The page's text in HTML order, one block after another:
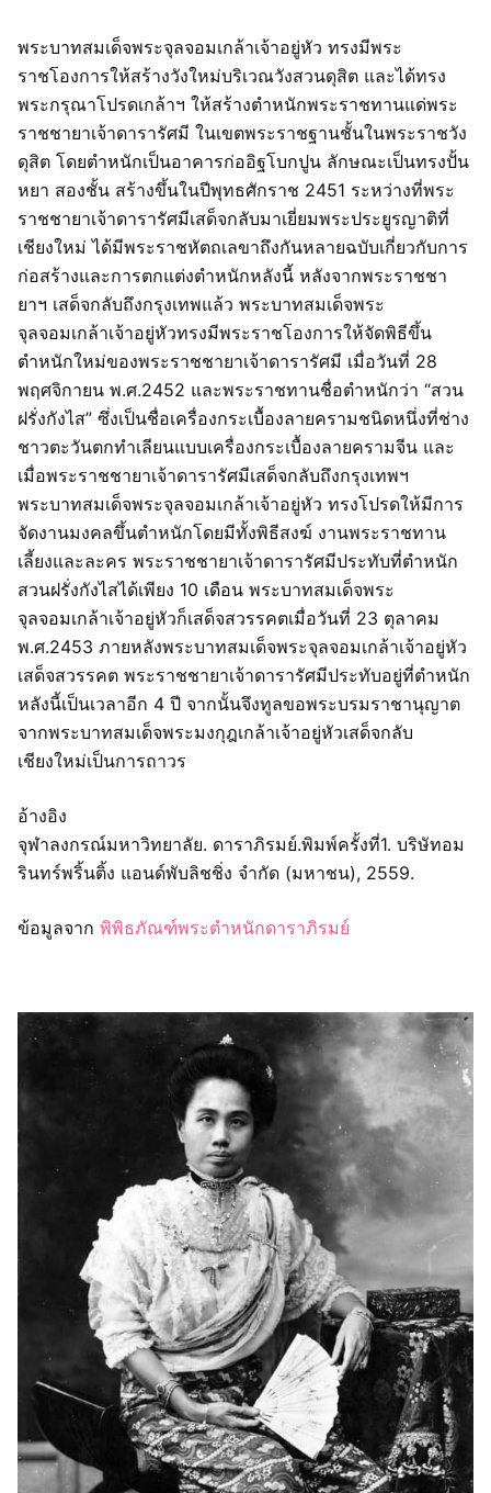
พระบาทสมเด็จพระจุลจอมเกล้าเจ้าอยู่หัว ทรงมีพระ
ราชโองการให้สร้างวังใหม่บริเวณวังสวนดุสิต และได้ทรง
พระกรุณาโปรดเกล้าฯ ให้สร้างตำหนักพระราชทานแด่พระ
ราชชายาเจ้าดารารัศมี ในเขตพระราชฐานชั้นในพระราชวัง
ดุสิต โดยตำหนักเป็นอาคารก่ออิฐโบกปูน ลักษณะเป็นทรงปั้น
หยา สองชั้น สร้างขึ้นในปีพุทธศักราช 2451 ระหว่างที่พระ
ราชชายาเจ้าดารารัศมีเสด็จกลับมาเยี่ยมพระประยูรญาติที่
เชียงใหม่ ได้มีพระราชหัตถเลขาถึงกันหลายฉบับเกี่ยวกับการ
ก่อสร้างและการตกแต่งตำหนักหลังนี้ หลังจากพระราชชา
ยาฯ เสด็จกลับถึงกรุงเทพแล้ว พระบาทสมเด็จพระ
จุลจอมเกล้าเจ้าอยู่หัวทรงมีพระราชโองการให้จัดพิธีขึ้น
ตำหนักใหม่ของพระราชชายาเจ้าดารารัศมี เมื่อวันที่ 28
พฤศจิกายน พ.ศ.2452 และพระราชทานชื่อตำหนักว่า “สวน
ฝรั่งกังไส” ซึ่งเป็นชื่อเครื่องกระเบื้องลายครามชนิดหนึ่งที่ช่าง
ชาวตะวันตกทำเลียนแบบเครื่องกระเบื้องลายครามจีน และ
เมื่อพระราชชายาเจ้าดารารัศมีเสด็จกลับถึงกรุงเทพฯ
พระบาทสมเด็จพระจุลจอมเกล้าเจ้าอยู่หัว ทรงโปรดให้มีการ
จัดงานมงคลขึ้นตำหนักโดยมีทั้งพิธีสงฆ์ งานพระราชทาน
เลี้ยงและละคร พระราชชายาเจ้าดารารัศมีประทับที่ตำหนัก
สวนฝรั่งกังไสได้เพียง 10 เดือน พระบาทสมเด็จพระ
จุลจอมเกล้าเจ้าอยู่หัวก็เสด็จสวรรคตเมื่อวันที่ 23 ตุลาคม
พ.ศ.2453 ภายหลังพระบาทสมเด็จพระจุลจอมเกล้าเจ้าอยู่หัว
เสด็จสวรรคต พระราชชายาเจ้าดารารัศมีประทับอยู่ที่ตำหนัก
หลังนี้เป็นเวลาอีก 4 ปี จากนั้นจึงทูลขอพระบรมราชานุญาต
จากพระบาทสมเด็จพระมงกุฎเกล้าเจ้าอยู่หัวเสด็จกลับ
เชียงใหม่เป็นการถาวร
อ้างอิง
จุฬาลงกรณ์มหาวิทยาลัย. ดาราภิรมย์.พิมพ์ครั้งที่1. บริษัทอม
รินทร์พริ้นติ้ง แอนด์พับลิชชิ่ง จำกัด (มหาชน), 2559.
ข้อมูลจาก พิพิธภัณฑ์พระตำหนักดาราภิรมย์